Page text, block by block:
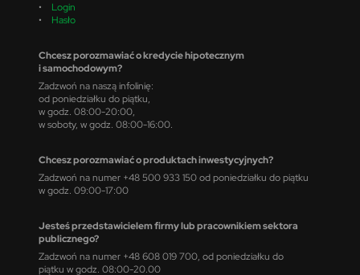
• Login
• Hasło
Chcesz porozmawiać o kredycie hipotecznym
i samochodowym?
Zadzwoń na naszą infolinię:
od poniedziałku do piątku,
w godz. 08:00-20:00,
w soboty, w godz. 08:00-16:00.
Chcesz porozmawiać o produktach inwestycyjnych?
Zadzwoń na numer +48 500 933 150 od poniedziałku do piątku
w godz. 09:00-17:00
Jesteś przedstawicielem firmy lub pracownikiem sektora
publicznego?
Zadzwoń na numer +48 608 019 700, od poniedziałku do
piątku w godz. 08:00-20.00